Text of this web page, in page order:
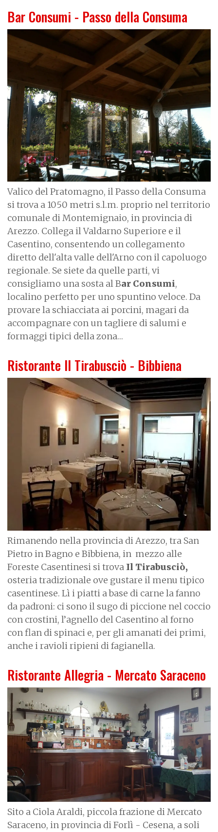
Bar Consumi - Passo della Consuma
Valico del Pratomagno, il Passo della Consuma
si trova a 1050 metri s.l.m. proprio nel territorio
comunale di Montemignaio, in provincia di
Arezzo. Collega il Valdarno Superiore e il
Casentino, consentendo un collegamento
diretto dell'alta valle dell'Arno con il capoluogo
regionale. Se siete da quelle parti, vi
consigliamo una sosta al Bar Consumi,
localino perfetto per uno spuntino veloce. Da
provare la schiacciata ai porcini, magari da
accompagnare con un tagliere di salumi e
formaggi tipici della zona…
Ristorante Il Tirabusciò - Bibbiena
Rimanendo nella provincia di Arezzo, tra San
Pietro in Bagno e Bibbiena, in mezzo alle
Foreste Casentinesi si trova Il Tirabusciò,
osteria tradizionale ove gustare il menu tipico
casentinese. Lì i piatti a base di carne la fanno
da padroni: ci sono il sugo di piccione nel coccio
con crostini, l’agnello del Casentino al forno
con flan di spinaci e, per gli amanati dei primi,
anche i ravioli ripieni di fagianella.
Ristorante Allegria - Mercato Saraceno
Sito a Ciola Araldi, piccola frazione di Mercato
Saraceno, in provincia di Forlì - Cesena, a soli